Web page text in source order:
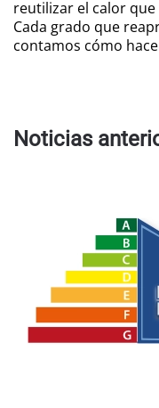
reutilizar el calor
Cada grado que
contamos cómo
Noticias